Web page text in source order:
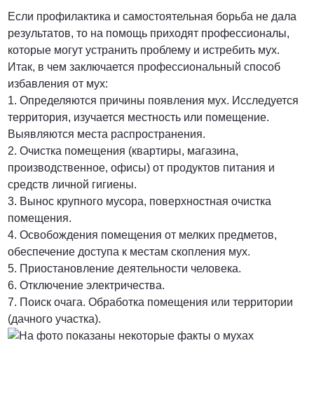
Если профилактика и самостоятельная борьба не дала
результатов, то на помощь приходят профессионалы,
которые могут устранить проблему и истребить мух.
Итак, в чем заключается профессиональный способ
избавления от мух:
1. Определяются причины появления мух. Исследуется
территория, изучается местность или помещение.
Выявляются места распространения.
2. Очистка помещения (квартиры, магазина,
производственное, офисы) от продуктов питания и
средств личной гигиены.
3. Вынос крупного мусора, поверхностная очистка
помещения.
4. Освобождения помещения от мелких предметов,
обеспечение доступа к местам скопления мух.
5. Приостановление деятельности человека.
6. Отключение электричества.
7. Поиск очага. Обработка помещения или территории
(дачного участка).